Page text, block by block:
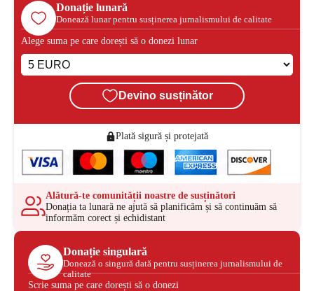
Donație lunară
Donează lunar pentru susținerea jurnalismului de calitate
Alege suma pe care dorești să o donezi lunar
Devino susținător
Plată sigură și protejată
Alătură-te comunității noastre de susținători
Donația ta lunară ne ajută să planificăm și să continuăm să
informăm corect și echidistant
Donație singulară
Donează o singură dată pentru susținerea jurnalismului de
calitate
Scrie suma pe care dorești să o donezi